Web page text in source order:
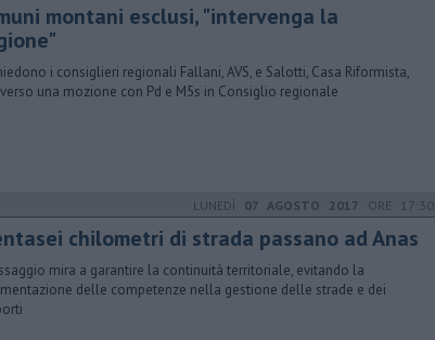
montani esclusi, "intervenga la
i consiglieri regionali Fallani, AVS, e Salotti, Casa Riformista,
una mozione con Pd e M5s in Consiglio regionale
LUNEDÌ 07 AGOSTO 2017 ORE 17:30
chilometri di strada passano ad Anas
mira a garantire la continuità territoriale, evitando la
delle competenze nella gestione delle strade e dei